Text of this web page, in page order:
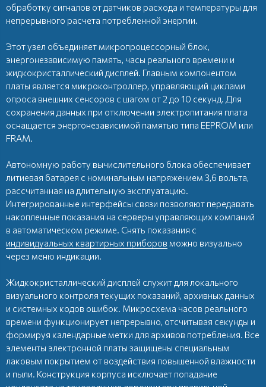
обработку сигналов от датчиков расхода и температуры для
непрерывного расчета потребленной энергии.
Этот узел объединяет микропроцессорный блок,
энергонезависимую память, часы реального времени и
жидкокристаллический дисплей. Главным компонентом
платы является микроконтроллер, управляющий циклами
опроса внешних сенсоров с шагом от 2 до 10 секунд. Для
сохранения данных при отключении электропитания плата
оснащается энергонезависимой памятью типа EEPROM или
FRAM.
Автономную работу вычислительного блока обеспечивает
литиевая батарея с номинальным напряжением 3,6 вольта,
рассчитанная на длительную эксплуатацию.
Интегрированные интерфейсы связи позволяют передавать
накопленные показания на серверы управляющих компаний
в автоматическом режиме. Снять показания с
индивидуальных квартирных приборов можно визуально
через меню индикации.
Жидкокристаллический дисплей служит для локального
визуального контроля текущих показаний, архивных данных
и системных кодов ошибок. Микросхема часов реального
времени функционирует непрерывно, отсчитывая секунды и
формируя календарные метки для архивов потребления. Все
элементы электронной платы защищены специальным
лаковым покрытием от воздействия повышенной влажности
и пыли. Конструкция корпуса исключает попадание